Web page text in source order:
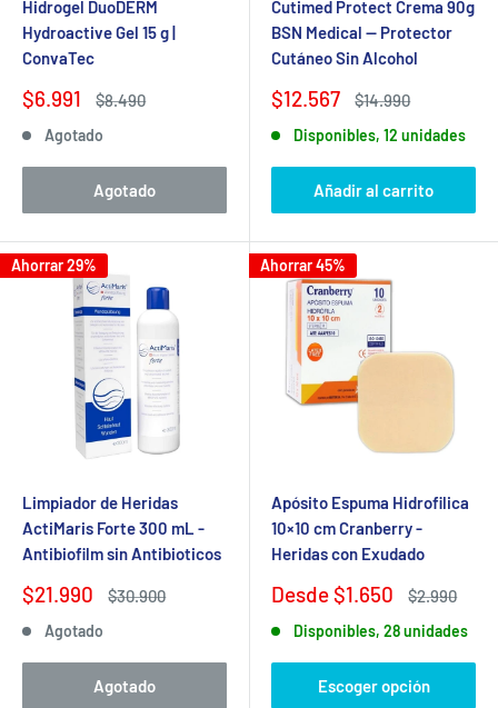
Hidrogel DuoDERM
Hydroactive Gel 15 g |
ConvaTec
Precio
venta
$6.991
Precio
$8.490
Agotado
Agotado
Cutimed Protect Crema 90g
BSN Medical — Protector
Cutáneo Sin Alcohol
Precio
venta
$12.567
Precio
$14.990
Disponibles, 12 unidades
Añadir al carrito
Ahorrar 29%
Limpiador de Heridas
ActiMaris Forte 300 mL -
Antibiofilm sin Antibioticos
Precio
venta
$21.990
Precio
$30.900
Agotado
Agotado
Ahorrar 45%
Apósito Espuma Hidrofilica
10×10 cm Cranberry -
Heridas con Exudado
Precio
venta
Desde $1.650
Precio
$2.990
Disponibles, 28 unidades
Escoger opción